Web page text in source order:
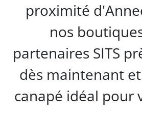
proximité
nos
partenaires SITS
dès maintenant
canapé idéal pour